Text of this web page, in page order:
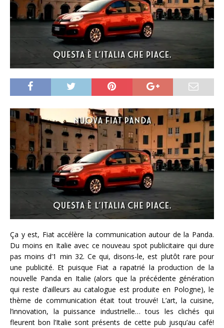
Ça y est, Fiat accélère la communication autour de la Panda.
Du moins en Italie avec ce nouveau spot publicitaire qui dure
pas moins d’1 min 32. Ce qui, disons-le, est plutôt rare pour
une publicité. Et puisque Fiat a rapatrié la production de la
nouvelle Panda en Italie (alors que la précédente génération
qui reste d’ailleurs au catalogue est produite en Pologne), le
thème de communication était tout trouvé! L’art, la cuisine,
l’innovation, la puissance industrielle… tous les clichés qui
fleurent bon l’Italie sont présents de cette pub jusqu’au café!